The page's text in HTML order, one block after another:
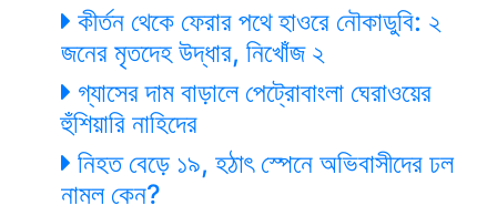
কীর্তন থেকে ফেরার পথে হাওরে নৌকাডুবি: ২
জনের মৃতদেহ উদ্ধার, নিখোঁজ ২
গ্যাসের দাম বাড়ালে পেট্রোবাংলা ঘেরাওয়ের
হুঁশিয়ারি নাহিদের
নিহত বেড়ে ১৯, হঠাৎ স্পেনে অভিবাসীদের ঢল
নামল কেন?